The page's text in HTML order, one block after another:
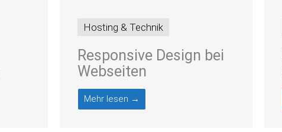
Hosting & Technik
Responsive Design bei
Webseiten
Mehr lesen →